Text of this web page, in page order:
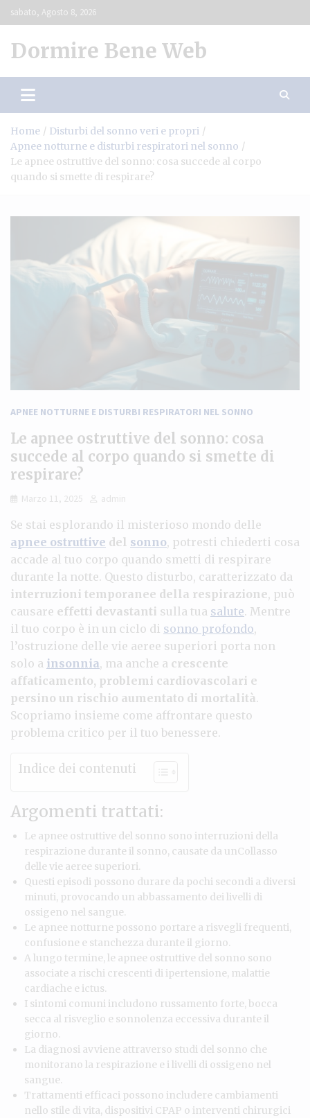
Skip
to
sabato, Agosto 8, 2026
Dormire Bene Web
Home
Disturbi del sonno veri e propri
Apnee notturne e disturbi respiratori nel sonno
Le apnee ostruttive del sonno: cosa succede al corpo
quando si smette di respirare?
APNEE NOTTURNE E DISTURBI RESPIRATORI NEL SONNO
Le apnee ostruttive del sonno: cosa
succede al corpo quando si smette di
respirare?
Marzo 11, 2025 admin
Se stai esplorando il misterioso mondo delle
apnee ostruttive del sonno, potresti chiederti cosa
accade al tuo corpo quando smetti di respirare
durante la notte. Questo disturbo, caratterizzato da
interruzioni temporanee della respirazione, può
causare effetti devastanti sulla tua salute. Mentre
il tuo corpo è in un ciclo di sonno profondo,
l’ostruzione delle vie aeree superiori porta non
solo a insonnia, ma anche a crescente
affaticamento, problemi cardiovascolari e
persino un rischio aumentato di mortalità.
Scopriamo insieme come affrontare questo
problema critico per il tuo benessere.
Indice dei contenuti
Argomenti trattati:
Le apnee ostruttive del sonno sono interruzioni della
respirazione durante il sonno, causate da unCollasso
delle vie aeree superiori.
Questi episodi possono durare da pochi secondi a diversi
minuti, provocando un abbassamento dei livelli di
ossigeno nel sangue.
Le apnee notturne possono portare a risvegli frequenti,
confusione e stanchezza durante il giorno.
A lungo termine, le apnee ostruttive del sonno sono
associate a rischi crescenti di ipertensione, malattie
cardiache e ictus.
I sintomi comuni includono russamento forte, bocca
secca al risveglio e sonnolenza eccessiva durante il
giorno.
La diagnosi avviene attraverso studi del sonno che
monitorano la respirazione e i livelli di ossigeno nel
sangue.
Trattamenti efficaci possono includere cambiamenti
nello stile di vita, dispositivi CPAP o interventi chirurgici